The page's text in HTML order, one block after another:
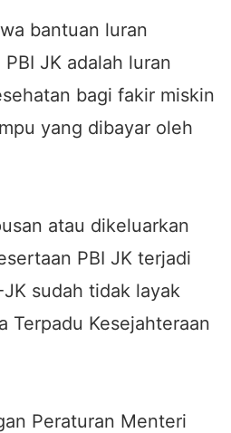
bantuan luran
JK adalah luran
bagi fakir miskin
yang dibayar oleh
atau dikeluarkan
PBI JK terjadi
sudah tidak layak
Terpadu Kesejahteraan
Peraturan Menteri